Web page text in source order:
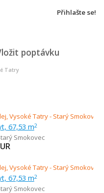
Přihlašte se!
poptávku
Tatry
67,53 m2
Smokovec
67,53 m2
Smokovec